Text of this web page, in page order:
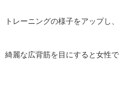
トレーニングの様子をアップし、
綺麗な広背筋を目にすると女性